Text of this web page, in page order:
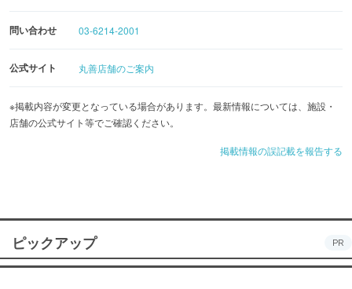
問い合わせ 03-6214-2001
公式サイト 丸善店舗のご案内
※掲載内容が変更となっている場合があります。最新情報については、施設・
店舗の公式サイト等でご確認ください。
掲載情報の誤記載を報告する
ピックアップ PR